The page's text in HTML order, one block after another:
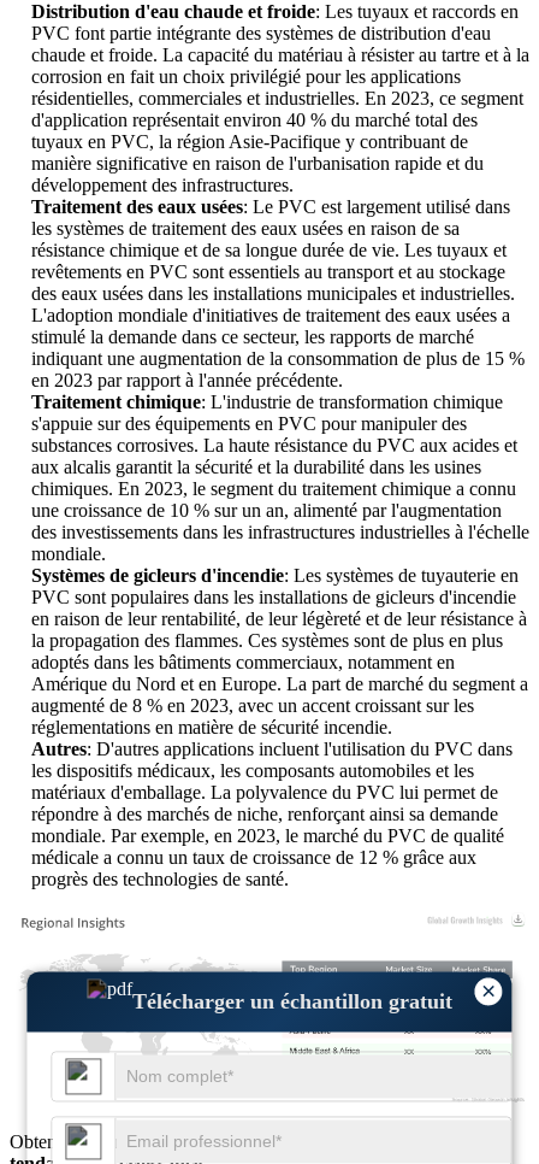
×
Télécharger un échantillon gratuit
Distribution d'eau chaude et froide: Les tuyaux et raccords en
PVC font partie intégrante des systèmes de distribution d'eau
chaude et froide. La capacité du matériau à résister au tartre et à la
corrosion en fait un choix privilégié pour les applications
résidentielles, commerciales et industrielles. En 2023, ce segment
d'application représentait environ 40 % du marché total des
tuyaux en PVC, la région Asie-Pacifique y contribuant de
manière significative en raison de l'urbanisation rapide et du
développement des infrastructures.
Traitement des eaux usées: Le PVC est largement utilisé dans
les systèmes de traitement des eaux usées en raison de sa
résistance chimique et de sa longue durée de vie. Les tuyaux et
revêtements en PVC sont essentiels au transport et au stockage
des eaux usées dans les installations municipales et industrielles.
L'adoption mondiale d'initiatives de traitement des eaux usées a
stimulé la demande dans ce secteur, les rapports de marché
indiquant une augmentation de la consommation de plus de 15 %
en 2023 par rapport à l'année précédente.
Traitement chimique: L'industrie de transformation chimique
s'appuie sur des équipements en PVC pour manipuler des
substances corrosives. La haute résistance du PVC aux acides et
aux alcalis garantit la sécurité et la durabilité dans les usines
chimiques. En 2023, le segment du traitement chimique a connu
une croissance de 10 % sur un an, alimenté par l'augmentation
des investissements dans les infrastructures industrielles à l'échelle
mondiale.
Systèmes de gicleurs d'incendie: Les systèmes de tuyauterie en
PVC sont populaires dans les installations de gicleurs d'incendie
en raison de leur rentabilité, de leur légèreté et de leur résistance à
la propagation des flammes. Ces systèmes sont de plus en plus
adoptés dans les bâtiments commerciaux, notamment en
Amérique du Nord et en Europe. La part de marché du segment a
augmenté de 8 % en 2023, avec un accent croissant sur les
réglementations en matière de sécurité incendie.
Autres: D'autres applications incluent l'utilisation du PVC dans
les dispositifs médicaux, les composants automobiles et les
matériaux d'emballage. La polyvalence du PVC lui permet de
répondre à des marchés de niche, renforçant ainsi sa demande
mondiale. Par exemple, en 2023, le marché du PVC de qualité
médicale a connu un taux de croissance de 12 % grâce aux
progrès des technologies de santé.
XX%
XX
XX%
XX
XX
XX%
Obtenez des informations complètes sur la